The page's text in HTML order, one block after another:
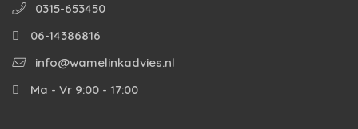
0315-653450
06-14386816
info@wamelinkadvies.nl
Ma - Vr 9:00 - 17:00